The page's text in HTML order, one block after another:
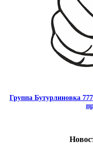
Группа Бутурлиновка